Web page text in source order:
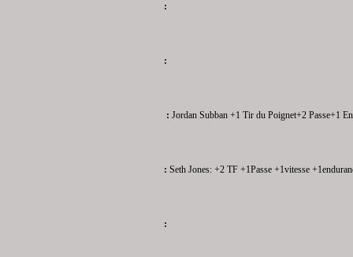
:
:
: Jordan Subban +1 Tir du Poignet+2 Passe+1
: Seth Jones: +2 TF +1Passe +1vitesse
: